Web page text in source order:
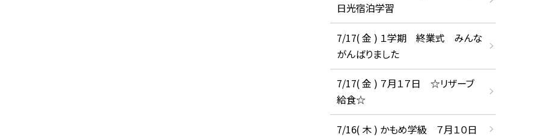
日光宿泊学習
7/17( 金 ) １学期 終業式 みんな
がんばりました
7/17( 金 ) ７月１７日 ☆リザーブ
給食☆
7/16( 木 ) かもめ学級 ７月１０日